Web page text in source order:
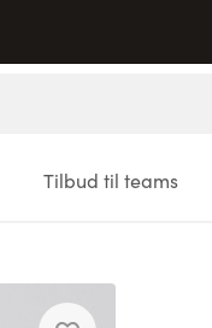
Tilbud til teams